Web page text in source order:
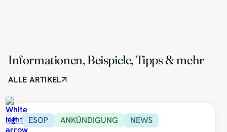
Informationen, Beispiele, Tipps & mehr
ALLE ARTIKEL
ESOP ANKÜNDIGUNG NEWS